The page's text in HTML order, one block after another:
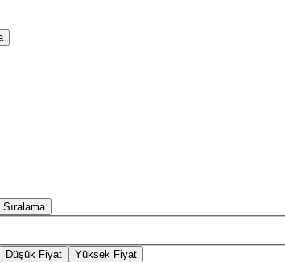
Sıralama
Düşük Fiyat Yüksek Fiyat